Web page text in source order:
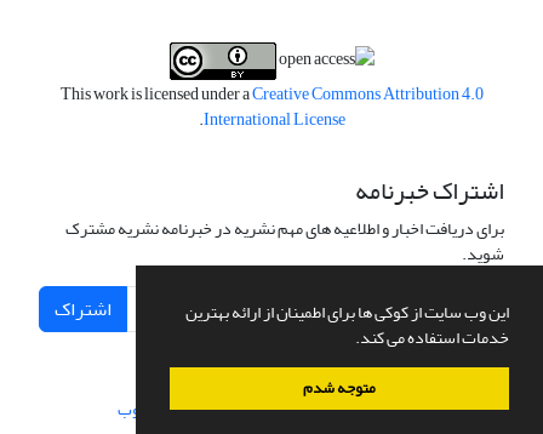
این وب سایت از کوکی ها برای اطمینان از ارائه بهترین
خدمات استفاده می کند.
متوجه شدم
This work is licensed under aCreative Commons Attribution 4.0
International License
.
اشتراک خبرنامه
برای دریافت اخبار و اطلاعیه های مهم نشریه در خبرنامه نشریه مشترک
شوید.
اشتراک
سامانه مدیریت نشریات علمی.طراحی و پیاده سازی از سیناوب